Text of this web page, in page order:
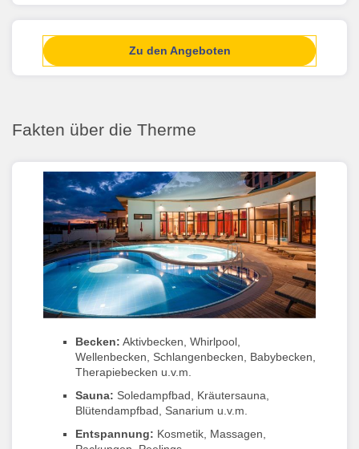
Zu den Angeboten
Fakten über die Therme
Becken: Aktivbecken, Whirlpool,
Wellenbecken, Schlangenbecken, Babybecken,
Therapiebecken u.v.m.
Sauna: Soledampfbad, Kräutersauna,
Blütendampfbad, Sanarium u.v.m.
Entspannung: Kosmetik, Massagen,